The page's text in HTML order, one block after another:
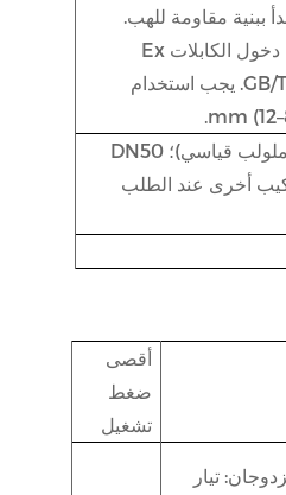
ببنية مقاومة للهب.
يتوافق جهاز دخول الكابل مع متطلبات دخول الكابلات Ex
المحددة في الملحق الخاص بـ GB/T 3836.1. يجب استخدام
G1 1/2” أو سن ذكر M48 × 2 (تركيب ملولب قياسي)؛ DN50
أخرى عند الطلب
أقصى
ضغط
تشغيل
تيار